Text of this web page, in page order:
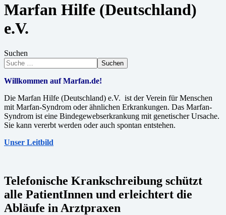
Marfan Hilfe (Deutschland)
e.V.
Suchen
Suchen
Willkommen auf Marfan.de!
Die Marfan Hilfe (Deutschland) e.V. ist der Verein für Menschen
mit Marfan-Syndrom oder ähnlichen Erkrankungen. Das Marfan-
Syndrom ist eine Bindegewebserkrankung mit genetischer Ursache.
Sie kann vererbt werden oder auch spontan entstehen.
Unser Leitbild
Telefonische Krankschreibung schützt
alle PatientInnen und erleichtert die
Abläufe in Arztpraxen